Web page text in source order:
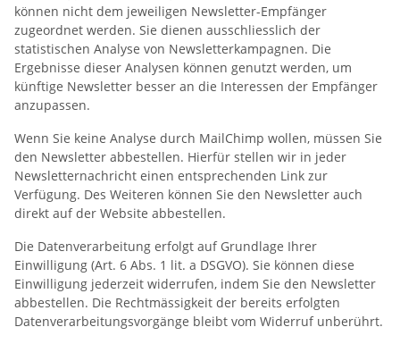
können nicht dem jeweiligen Newsletter-Empfänger
zugeordnet werden. Sie dienen ausschliesslich der
statistischen Analyse von Newsletterkampagnen. Die
Ergebnisse dieser Analysen können genutzt werden, um
künftige Newsletter besser an die Interessen der Empfänger
anzupassen.
Wenn Sie keine Analyse durch MailChimp wollen, müssen Sie
den Newsletter abbestellen. Hierfür stellen wir in jeder
Newsletternachricht einen entsprechenden Link zur
Verfügung. Des Weiteren können Sie den Newsletter auch
direkt auf der Website abbestellen.
Die Datenverarbeitung erfolgt auf Grundlage Ihrer
Einwilligung (Art. 6 Abs. 1 lit. a DSGVO). Sie können diese
Einwilligung jederzeit widerrufen, indem Sie den Newsletter
abbestellen. Die Rechtmässigkeit der bereits erfolgten
Datenverarbeitungsvorgänge bleibt vom Widerruf unberührt.